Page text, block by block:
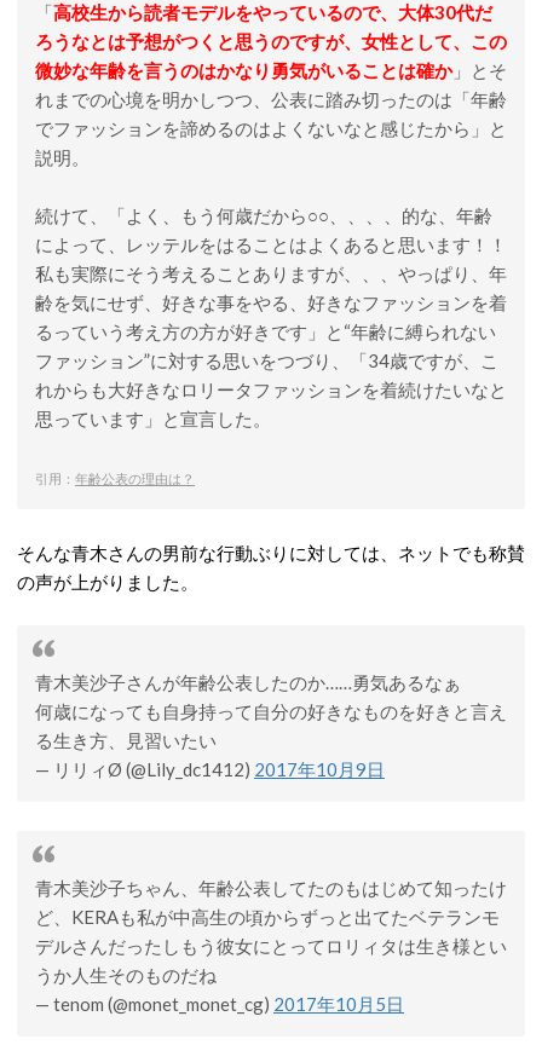
「高校生から読者モデルをやっているので、大体30代だ
ろうなとは予想がつくと思うのですが、女性として、この
微妙な年齢を言うのはかなり勇気がいることは確か」とそ
れまでの心境を明かしつつ、公表に踏み切ったのは「年齢
でファッションを諦めるのはよくないなと感じたから」と
説明。
続けて、「よく、もう何歳だから○○、、、、的な、年齢
によって、レッテルをはることはよくあると思います！！
私も実際にそう考えることありますが、、、やっぱり、年
齢を気にせず、好きな事をやる、好きなファッションを着
るっていう考え方の方が好きです」と“年齢に縛られない
ファッション”に対する思いをつづり、「34歳ですが、こ
れからも大好きなロリータファッションを着続けたいなと
思っています」と宣言した。
引用： 年齢公表の理由は？
そんな青木さんの男前な行動ぶりに対しては、ネットでも称賛
の声が上がりました。
青木美沙子さんが年齢公表したのか……勇気あるなぁ
何歳になっても自身持って自分の好きなものを好きと言え
る生き方、見習いたい
— リリィØ (@Lily_dc1412) 2017年10月9日
青木美沙子ちゃん、年齢公表してたのもはじめて知ったけ
ど、KERAも私が中高生の頃からずっと出てたベテランモ
デルさんだったしもう彼女にとってロリィタは生き様とい
うか人生そのものだね
— tenom (@monet_monet_cg) 2017年10月5日